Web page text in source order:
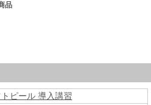
品
ピール 導入講習